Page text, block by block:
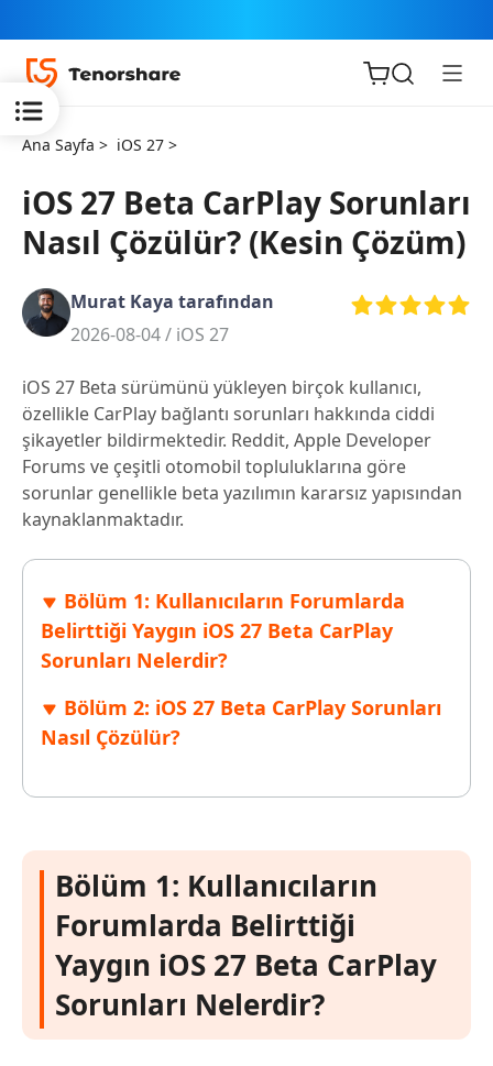
iOS için
ReiBoot
PDNob
iAnyGo
Ana Sayfa > iOS 27 >
iOS 27 Beta CarPlay Sorunları
Nasıl Çözülür? (Kesin Çözüm)
Murat Kaya tarafından
2026-08-04 / iOS 27
iOS 27 Beta sürümünü yükleyen birçok kullanıcı,
özellikle CarPlay bağlantı sorunları hakkında ciddi
şikayetler bildirmektedir. Reddit, Apple Developer
Forums ve çeşitli otomobil topluluklarına göre
sorunlar genellikle beta yazılımın kararsız yapısından
kaynaklanmaktadır.
Bölüm 1: Kullanıcıların Forumlarda
Belirttiği Yaygın iOS 27 Beta CarPlay
Sorunları Nelerdir?
Bölüm 2: iOS 27 Beta CarPlay Sorunları
Nasıl Çözülür?
Bölüm 1: Kullanıcıların
Forumlarda Belirttiği
Yaygın iOS 27 Beta CarPlay
Sorunları Nelerdir?